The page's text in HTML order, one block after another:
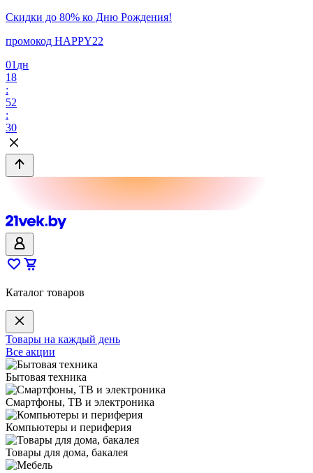
Скидки до 80% ко Дню Рождения!
промокод HAPPY22
01 дн
18
:
52
:
30
Каталог товаров
Товары на каждый день
Все акции
Бытовая техника
Смартфоны, ТВ и электроника
Компьютеры и периферия
Товары для дома, бакалея